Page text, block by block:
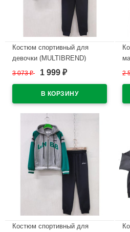
Костюм спортивный для
девочки (MULTIBREND)
арт.dux-1082-1 размер 32/128-
3 073₽ 1 999 ₽ 2
Костюм спортивный для